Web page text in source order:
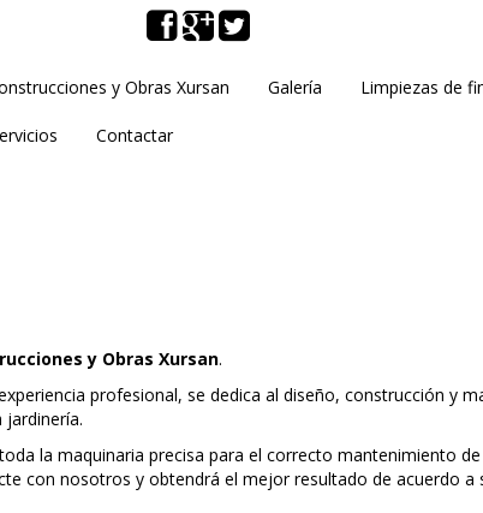
y Obras Xursan Galería Limpiezas de
Contactar
y Obras Xursan.
profesional, se dedica al diseño, construcción y
la maquinaria precisa para el correcto mantenimiento
con nosotros y obtendrá el mejor resultado de acuerdo a